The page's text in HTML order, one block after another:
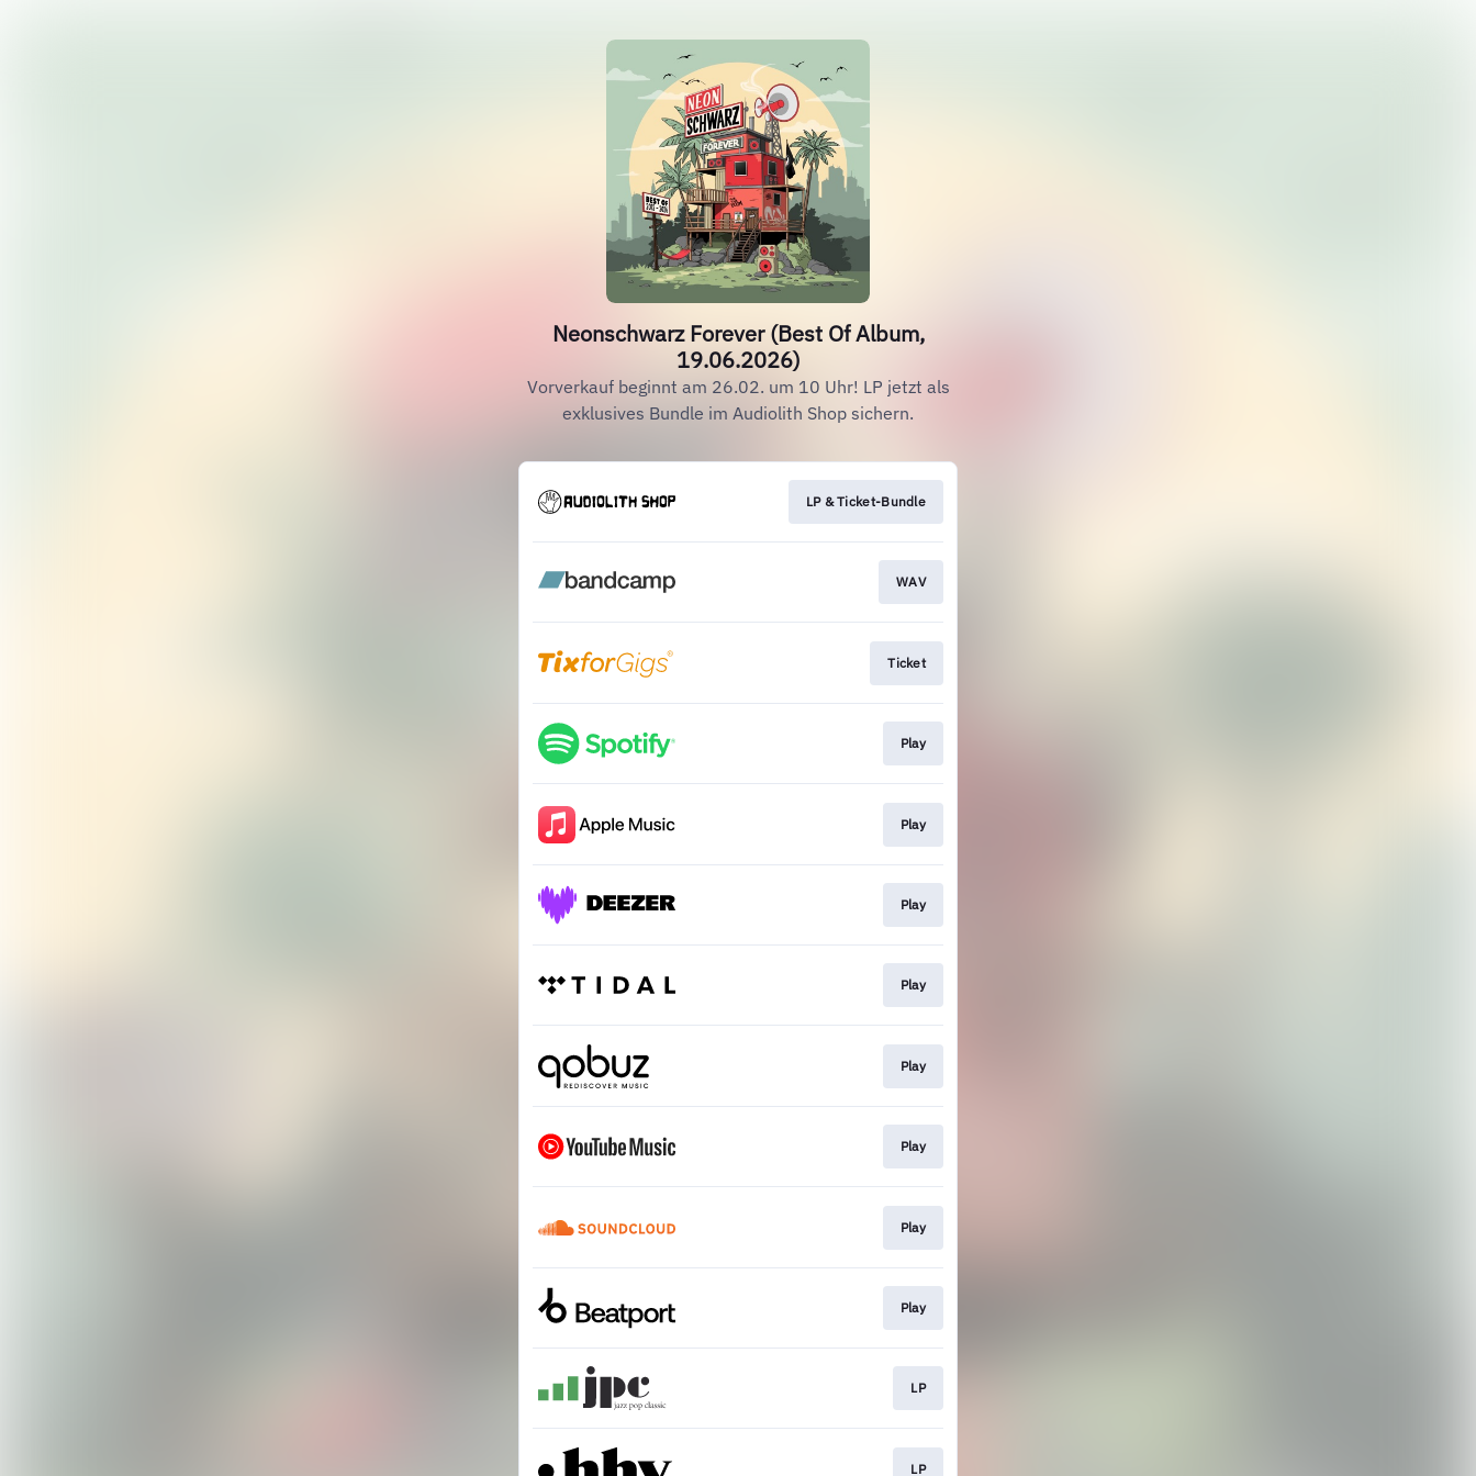
Neonschwarz Forever (Best Of Album,
19.06.2026)
Vorverkauf beginnt am 26.02. um 10 Uhr! LP jetzt als
exklusives Bundle im Audiolith Shop sichern.
LP & Ticket-Bundle
WAV
Ticket
Play
Play
Play
Play
Play
Play
Play
Play
LP
LP